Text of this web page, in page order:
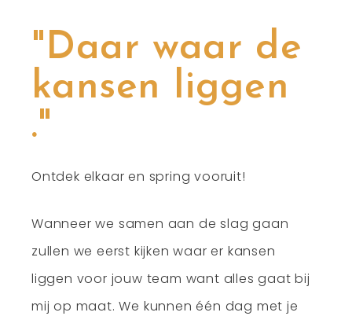
"Daar waar de
kansen liggen
."
Ontdek elkaar en spring vooruit!
Wanneer we samen aan de slag gaan
zullen we eerst kijken waar er kansen
liggen voor jouw team want alles gaat bij
mij op maat. We kunnen één dag met je